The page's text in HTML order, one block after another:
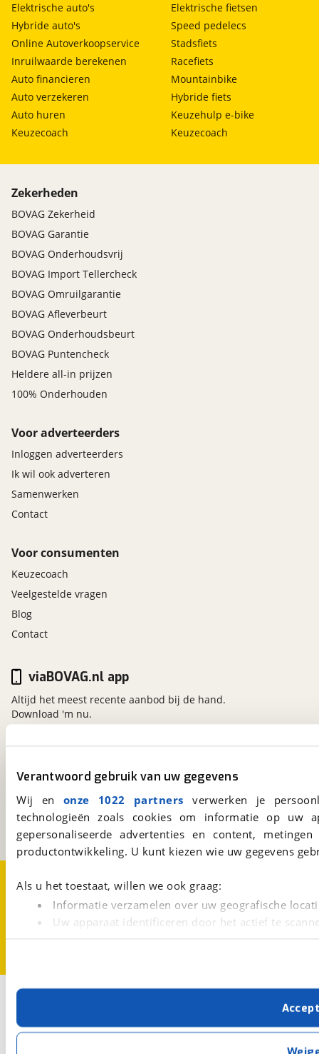
Verantwoord gebruik van uw gegevens
Wij en onze 1022 partners verwerken je
technologieën zoals cookies om informatie op
gepersonaliseerde advertenties en content,
productontwikkeling. U kunt kiezen wie uw gegevens
Als u het toestaat, willen we ook graag:
Informatie verzamelen over uw geografische
Uw apparaat identificeren door het actief te
Met cookies en vergelijkbare technieken zorgen we
cookies zorgen ervoor dat de website goed werkt.
verbeteren. We tonen je graag relevante advertenties
buiten onze website volgt – uiteraard op
Elektrische auto's
Hybride auto's
Online Autoverkoopservice
Inruilwaarde berekenen
Auto financieren
Auto verzekeren
Auto huren
Keuzecoach
Elektrische fietsen
Speed pedelecs
Stadsfiets
Racefiets
Mountainbike
Hybride fiets
Keuzehulp e-bike
Keuzecoach
Zekerheden
BOVAG Zekerheid
BOVAG Garantie
BOVAG Onderhoudsvrij
BOVAG Import Tellercheck
BOVAG Omruilgarantie
BOVAG Afleverbeurt
BOVAG Onderhoudsbeurt
BOVAG Puntencheck
Heldere all-in prijzen
100% Onderhouden
Voor adverteerders
Inloggen adverteerders
Ik wil ook adverteren
Samenwerken
Contact
Voor consumenten
Keuzecoach
Veelgestelde vragen
Blog
Contact
viaBOVAG.nl
3981 AJ
Bunnik
Een initiatief van
BOVAG
viaBOVAG.nl app
Altijd het meest recente aanbod bij de hand.
Download 'm nu.
CookievoorkeurenVacatures